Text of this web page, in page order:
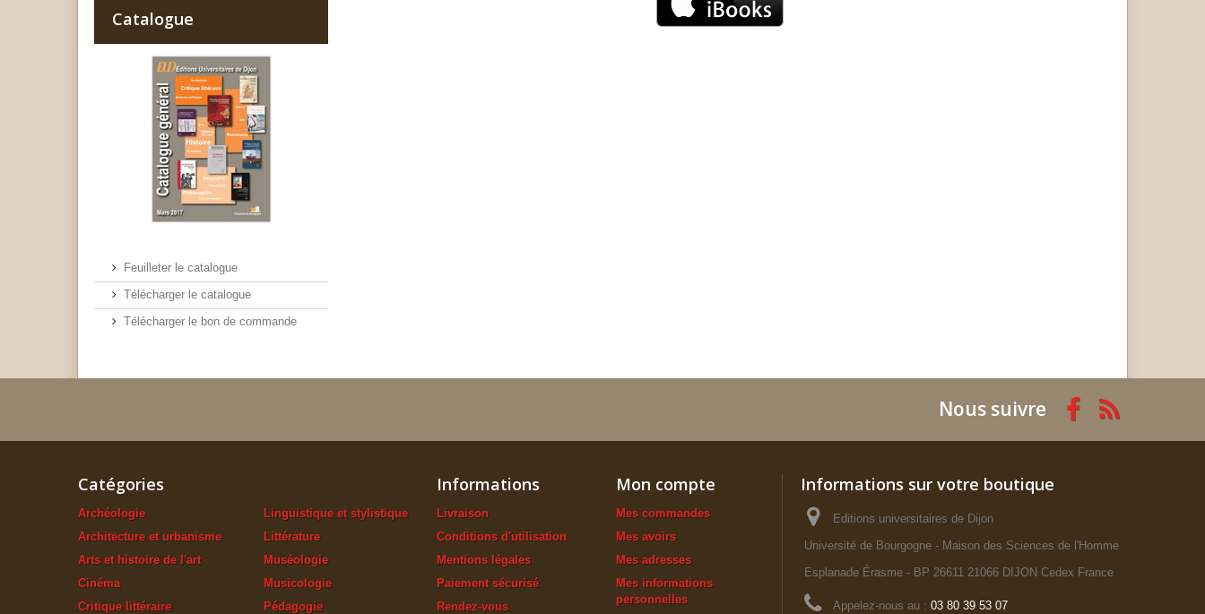
Catalogue
Feuilleter le catalogue
Télécharger le catalogue
Télécharger le bon de commande
Nous suivre
Catégories
Archéologie
Architecture et urbanisme
Arts et histoire de l'art
Cinéma
Critique littéraire
Linguistique et stylistique
Littérature
Muséologie
Musicologie
Pédagogie
Informations
Livraison
Conditions d'utilisation
Mentions légales
Paiement sécurisé
Rendez-vous
Mon compte
Mes commandes
Mes avoirs
Mes adresses
Mes informations
personnelles
Informations sur votre boutique
Editions universitaires de Dijon
Université de Bourgogne - Maison des Sciences de l'Homme
Esplanade Érasme - BP 26611 21066 DIJON Cedex France
Appelez-nous au : 03 80 39 53 07